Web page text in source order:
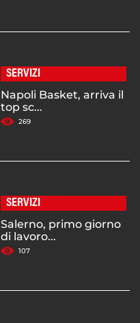
SERVIZI
Napoli Basket, arriva il
top sc...
269
SERVIZI
Salerno, primo giorno
di lavoro...
107